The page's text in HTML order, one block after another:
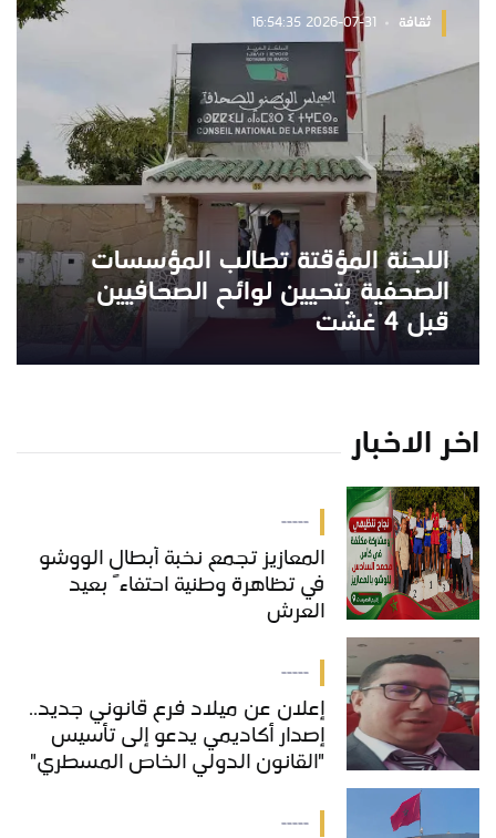
ثقافة 2026-07-31 16:54:35
اللجنة المؤقتة تطالب المؤسسات
الصحفية بتحيين لوائح الصحافيين
قبل 4 غشت
اخر الاخبار
-----
المعازيز تجمع نخبة أبطال الووشو
في تظاهرة وطنية احتفاءً بعيد
العرش
-----
إعلان عن ميلاد فرع قانوني جديد..
إصدار أكاديمي يدعو إلى تأسيس
"القانون الدولي الخاص المسطري"
-----